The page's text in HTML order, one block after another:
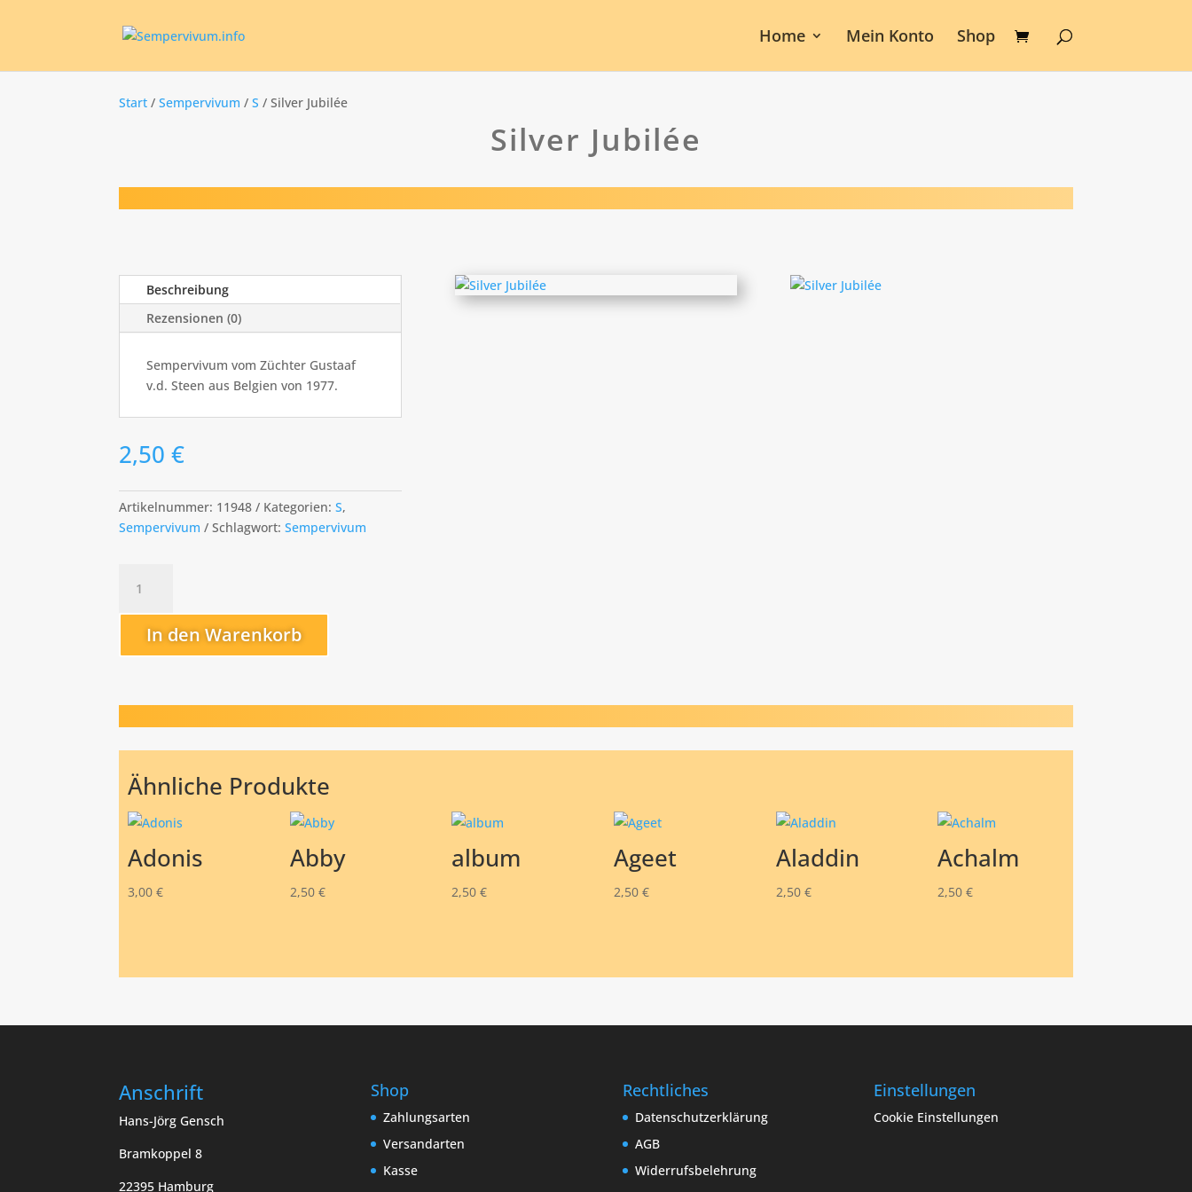
Home Mein Konto Shop
Start /Sempervivum /S / Silver Jubilée
Silver Jubilée
Beschreibung
Rezensionen (0)
Sempervivum vom Züchter Gustaaf
v.d. Steen aus Belgien von 1977.
2,50€
Artikelnummer: 11948 Kategorien:S,
Sempervivum
Schlagwort:Sempervivum
Jubilée
Menge
In den Warenkorb
Ähnliche Produkte
Adonis
3,00€
Abby
2,50 €
album
2,50€
Ageet
2,50 €
Aladdin
2,50 €
Achalm
2,50€
Anschrift
Hans-Jörg Gensch
Bramkoppel 8
22395 Hamburg
Shop
Zahlungsarten
Versandarten
Kasse
Rechtliches
Datenschutzerklärung
AGB
Widerrufsbelehrung
Einstellungen
Cookie Einstellungen